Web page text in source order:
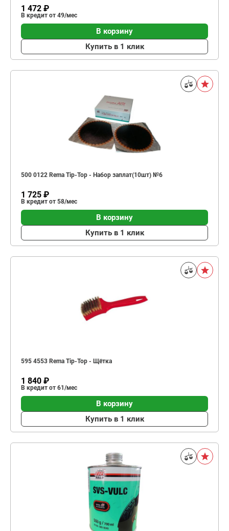
1 472 ₽
В кредит от 49/мес
В корзину
Купить в 1 клик
500 0122 Rema Tip-Top - Набор заплат(10шт) №6
1 725 ₽
В кредит от 58/мес
В корзину
Купить в 1 клик
595 4553 Rema Tip-Top - Щётка
1 840 ₽
В кредит от 61/мес
В корзину
Купить в 1 клик